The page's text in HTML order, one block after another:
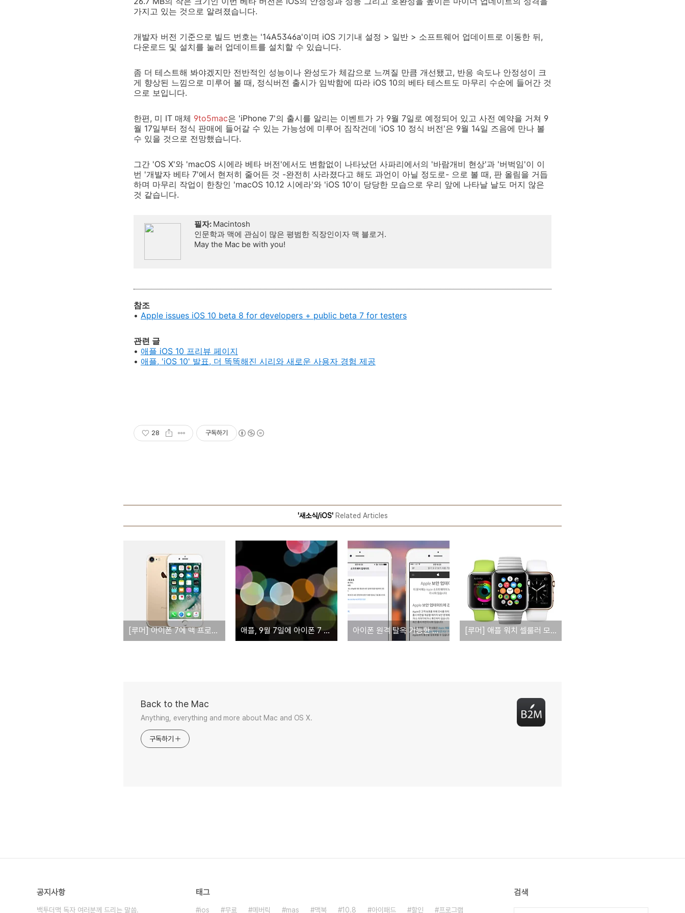
가지고 있는 것으로 알려졌습니다.
개발자 버전 기준으로 빌드 번호는 '14A5346a'이며 iOS 기기내 설정 > 일반 > 소프트웨어 업데이트로 이동한 뒤,
다운로드 및 설치를 눌러 업데이트를 설치할 수 있습니다.
좀 더 테스트해 봐야겠지만 전반적인 성능이나 완성도가 체감으로 느껴질 만큼 개선됐고, 반응 속도나 안정성이 크
게 향상된 느낌으로 미루어 볼 때, 정식버전 출시가 임박함에 따라 iOS 10의 베타 테스트도 마무리 수순에 들어간 것
으로 보입니다.
한편, 미 IT 매체 9to5mac은 'iPhone 7'의 출시를 알리는 이벤트가 가 9월 7일로 예정되어 있고 사전 예약을 거쳐 9
월 17일부터 정식 판매에 들어갈 수 있는 가능성에 미루어 짐작건데 'iOS 10 정식 버전'은 9월 14일 즈음에 만나 볼
수 있을 것으로 전망했습니다.
그간 'OS X'와 'macOS 시에라 베타 버전'에서도 변함없이 나타났던 사파리에서의 '바람개비 현상'과 '버벅임'이 이
번 '개발자 베타 7'에서 현저히 줄어든 것 -완전히 사라졌다고 해도 과언이 아닐 정도로- 으로 볼 때, 판 올림을 거듭
하며 마무리 작업이 한창인 'macOS 10.12 시에라'와 'iOS 10'이 당당한 모습으로 우리 앞에 나타날 날도 머지 않은
것 같습니다.
필자: Macintosh
인문학과 맥에 관심이 많은 평범한 직장인이자 맥 블로거.
May the Mac be with you!
참조
• Apple issues iOS 10 beta 8 for developers + public beta 7 for testers
관련 글
• 애플 iOS 10 프리뷰 페이지
• 애플, 'iOS 10' 발표, 더 똑똑해진 시리와 새로운 사용자 경험 제공
28 구독하기
'새소식/iOS'Related Articles
[루머] 아이폰 7에 맥 프로와 비슷한 '피아노 블랙' 추가된다? 애플, 9월 7일에 아이폰 7 발표한다 아이폰 원격 탈옥 가능한 심각한 취약점 발견… 애플, iOS 9.3.5 긴급 배포 [루머] 애플 워치 셀룰러 모델, 내년으로 출시 연기
Back to the Mac
Anything, everything and more about Mac and OS X.
구독하기
공지사항
백투더맥 독자 여러분께 드리는 말씀.
태그
ios 무료 메버릭 mas 맥북 10.8 아이패드 할인 프로그램
검색